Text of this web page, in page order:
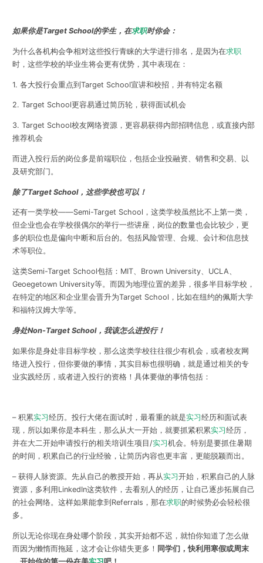
如果你是Target School的学生，在求职时你会：
为什么各机构会争相对这些投行青睐的大学进行排名，是因为在求职
时，这些学校的毕业生将会更有优势，其中表现在：
1. 各大投行会重点到Target School宣讲和校招，并有特定名额
2. Target School更容易通过简历轮，获得面试机会
3. Target School校友网络资源，更容易获得内部招聘信息，或直接内部
推荐机会
而进入投行后的岗位多是前端职位，包括企业投融资、销售和交易、以
及研究部门。
除了Target School，这些学校也可以！
还有一类学校——Semi-Target School，这类学校虽然比不上第一类，
但企业也会在学校很偶尔的举行一些讲座，岗位的数量也会比较少，更
多的职位也是偏向中断和后台的。包括风险管理、合规、会计和信息技
术等职位。
这类Semi-Target School包括：MIT、Brown University、UCLA、
Geoegetown University等。而因为地理位置的差异，很多半目标学校，
在特定的地区和企业里会晋升为Target School，比如在纽约的佩斯大学
和福特汉姆大学等。
身处Non-Target School，我该怎么进投行！
如果你是身处非目标学校，那么这类学校往往很少有机会，或者校友网
络进入投行，但你要做的事情，其实目标也很明确，就是通过相关的专
业实践经历，或者进入投行的资格！具体要做的事情包括：
– 积累实习经历。投行大佬在面试时，最看重的就是实习经历和面试表
现，所以如果你是本科生，那么从大一开始，就要抓紧积累实习经历，
并在大二开始申请投行的相关培训生项目/实习机会。特别是要抓住暑期
的时间，积累自己的行业经验，让简历内容也更丰富，更能脱颖而出。
– 获得人脉资源。先从自己的教授开始，再从实习开始，积累自己的人脉
资源，多利用LinkedIn这类软件，去看别人的经历，让自己逐步拓展自己
的社会网络。这样如果能拿到Referrals，那在求职的时候势必会轻松很
多。
所以无论你现在身处哪个阶段，其实开始都不迟，就怕你知道了怎么做
而因为懒惰而拖延，这才会让你错失更多！ 同学们，快利用寒假或周末